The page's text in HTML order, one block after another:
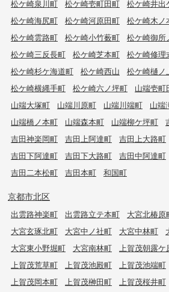
松ケ崎泉川町
松ケ崎壱町田町 松ケ崎井出
松ケ崎海尻町
松ケ崎河原田町 松ケ崎木ノ
松ケ崎雲路町
松ケ崎小竹薮町 松ケ崎御所
松ケ崎三反長町
松ケ崎芝本町 松ケ崎修理
松ケ崎杉ケ海道町
松ケ崎西山 松ケ崎樋ノ
松ケ崎横縄手町
松ケ崎六ノ坪町 山端壱町
山端大塚町
山端川原町 山端川端町 山端
山端橋ノ本町
山端森本町 山端柳ケ坪町
吉田神楽岡町
吉田上阿達町 吉田上大路町
吉田下阿達町
吉田下大路町 吉田中阿達町
吉田二本松町
吉田本町 和国町
京都市北区
出雲路神楽町 出雲路立テ本町 大宮北椿原
大宮玄琢北町
大宮中ノ社町 大宮中林町
大宮東小野堀町
大宮南林町 上賀茂朝露ケ
上賀茂荒草町
上賀茂池殿町 上賀茂池端町
上賀茂岡本町
上賀茂榊田町 上賀茂桜井町